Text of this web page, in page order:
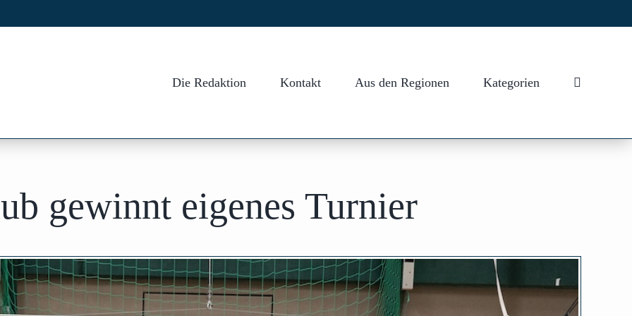
Die Redaktion Kontakt Aus den Regionen Kategorien
gewinnt eigenes Turnier